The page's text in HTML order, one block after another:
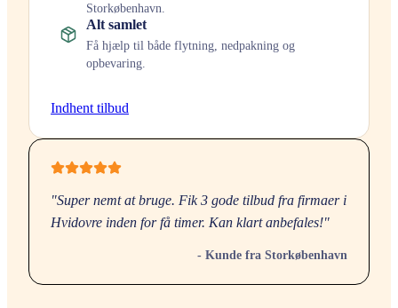
Storkøbenhavn.
Alt samlet
Få hjælp til både flytning, nedpakning og
opbevaring.
Indhent tilbud
"Super nemt at bruge. Fik 3 gode tilbud fra firmaer i
Hvidovre inden for få timer. Kan klart anbefales!"
- Kunde fra Storkøbenhavn